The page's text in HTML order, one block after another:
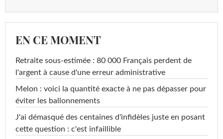
EN CE MOMENT
Retraite sous-estimée : 80 000 Français perdent de
l'argent à cause d'une erreur administrative
Melon : voici la quantité exacte à ne pas dépasser pour
éviter les ballonnements
J'ai démasqué des centaines d'infidèles juste en posant
cette question : c'est infaillible